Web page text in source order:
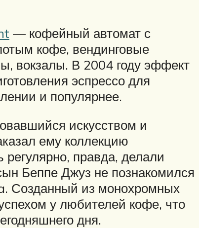
— кофейный автомат с
кофе, вендинговые
вокзалы. В 2004 году эффект
эспрессо для
и популярнее.
искусством и
ему коллекцию
правда, делали
Беппе Джуз не познакомился
Созданный из монохромных
у любителей кофе, что
дня.